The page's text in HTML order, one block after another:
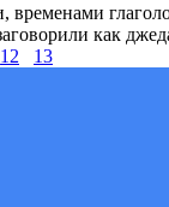
как
12 13